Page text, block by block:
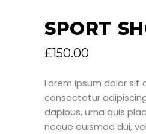
SPORT
£150.00
Lorem ipsum dolor sit
consectetur
dapibus, urna quis
neque euismod dui,